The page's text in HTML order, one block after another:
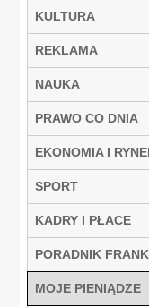
KULTURA
REKLAMA
NAUKA
PRAWO CO DNIA
EKONOMIA I
SPORT
KADRY I PŁACE
PORADNIK
MOJE PIENIĄDZE